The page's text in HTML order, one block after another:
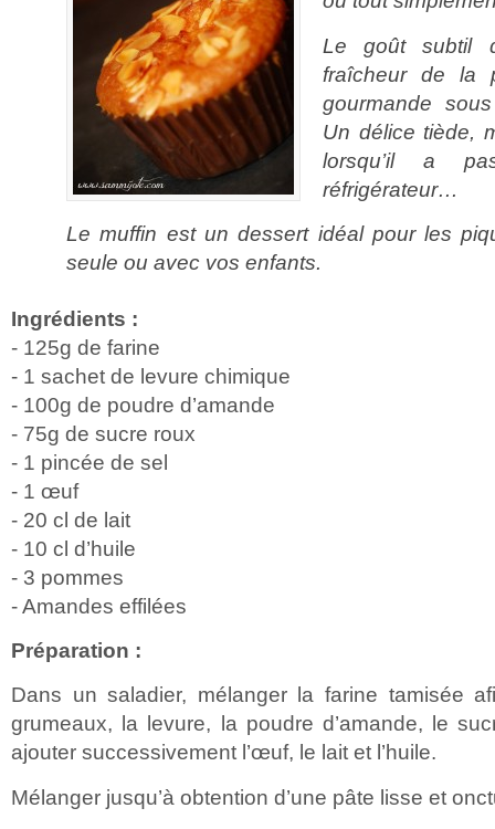
Le goût subtil
fraîcheur de la
gourmande
Un délice tiède,
lorsqu’il a
réfrigérateur…
Le muffin est un dessert idéal pour les
seule ou avec vos enfants.
Ingrédients :
- 125g de farine
- 1 sachet de levure chimique
- 100g de poudre d’amande
- 75g de sucre roux
- 1 pincée de sel
- 1 œuf
- 20 cl de lait
- 10 cl d’huile
- 3 pommes
- Amandes effilées
Préparation :
Dans un saladier, mélanger la farine tamisée
grumeaux, la levure, la poudre d’amande, le
ajouter successivement l’œuf, le lait et l’huile.
Mélanger jusqu’à obtention d’une pâte lisse et